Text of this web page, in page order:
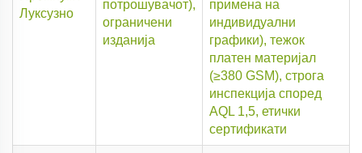
Луксузно
потрошувачот),
ограничени
изданија
примена на
индивидуални
графики), тежок
платен материјал
(≥380 GSM), строга
инспекција според
AQL 1,5, етички
сертификати